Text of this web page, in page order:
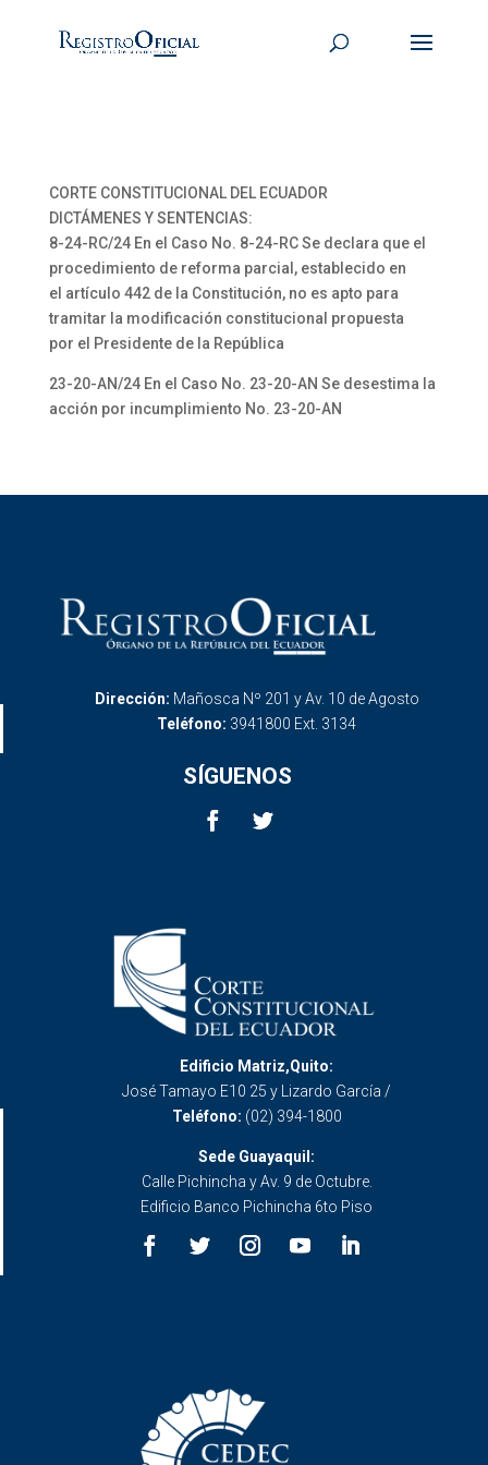
CORTE CONSTITUCIONAL DEL ECUADOR
DICTÁMENES Y SENTENCIAS:
8-24-RC/24 En el Caso No. 8-24-RC Se declara que el
procedimiento de reforma parcial, establecido en
el artículo 442 de la Constitución, no es apto para
tramitar la modificación constitucional propuesta
por el Presidente de la República
23-20-AN/24 En el Caso No. 23-20-AN Se desestima la
acción por incumplimiento No. 23-20-AN
Dirección: Mañosca Nº 201 y Av. 10 de Agosto
Teléfono: 3941800 Ext. 3134
SÍGUENOS
Edificio Matriz,Quito:
José Tamayo E10 25 y Lizardo García /
Teléfono: (02) 394-1800
Sede Guayaquil:
Calle Pichincha y Av. 9 de Octubre.
Edificio Banco Pichincha 6to Piso